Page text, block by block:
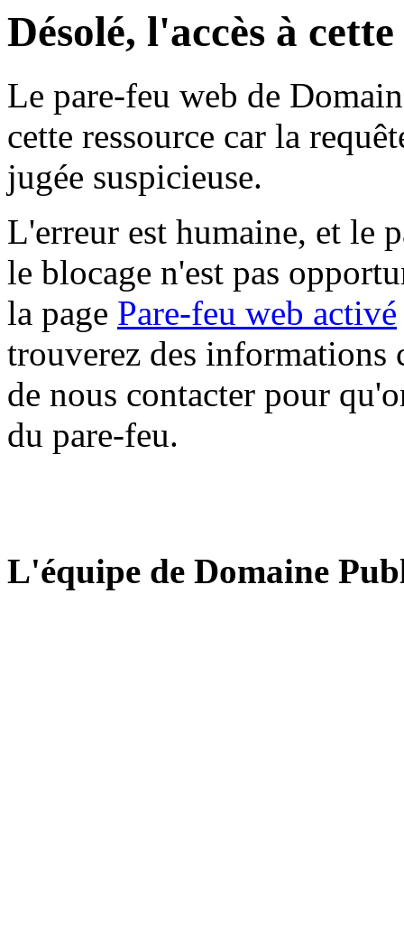
Désolé, l'accès à
Le pare-feu web de
cette ressource car la
jugée suspicieuse.
L'erreur est humaine, et le
le blocage n'est pas
la page Pare-feu web activé
trouverez des informations
de nous contacter pour
du pare-feu.
L'équipe de Domaine